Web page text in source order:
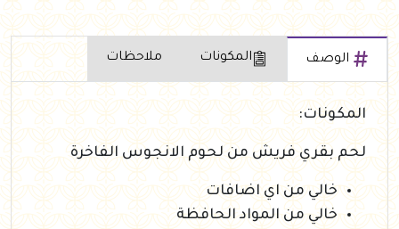
الوصف المكونات ملاحظات
المكونات:
لحم بقري فريش من لحوم الانجوس الفاخرة
خالي من اي اضافات
خالي من المواد الحافظة